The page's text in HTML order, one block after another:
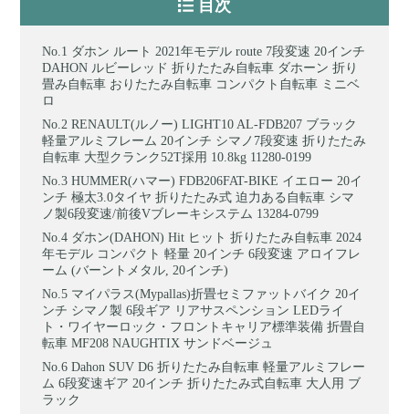
目次
ダホン ルート 2021年モデル route 7段変速 20インチ
DAHON ルビーレッド 折りたたみ自転車 ダホーン 折り
畳み自転車 おりたたみ自転車 コンパクト自転車 ミニベ
ロ
RENAULT(ルノー) LIGHT10 AL-FDB207 ブラック
軽量アルミフレーム 20インチ シマノ7段変速 折りたたみ
自転車 大型クランク52T採用 10.8kg 11280-0199
HUMMER(ハマー) FDB206FAT-BIKE イエロー 20イ
ンチ 極太3.0タイヤ 折りたたみ式 迫力ある自転車 シマ
ノ製6段変速/前後Vブレーキシステム 13284-0799
ダホン(DAHON) Hit ヒット 折りたたみ自転車 2024
年モデル コンパクト 軽量 20インチ 6段変速 アロイフレ
ーム (バーントメタル, 20インチ)
マイパラス(Mypallas)折畳セミファットバイク 20イ
ンチ シマノ製 6段ギア リアサスペンション LEDライ
ト・ワイヤーロック・フロントキャリア標準装備 折畳自
転車 MF208 NAUGHTIX サンドベージュ
Dahon SUV D6 折りたたみ自転車 軽量アルミフレー
ム 6段変速ギア 20インチ 折りたたみ式自転車 大人用 ブ
ラック